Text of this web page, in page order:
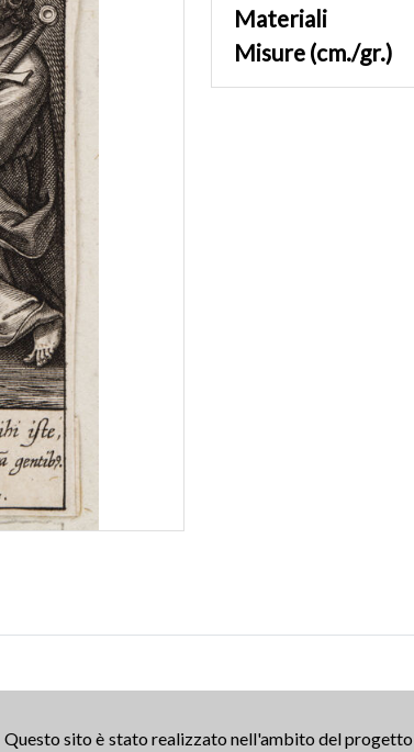
Materiali
Misure (cm./gr.)
Questo sito è stato realizzato nell'ambito del